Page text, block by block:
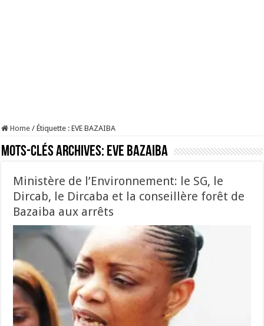
Home / Étiquette :EVE BAZAIBA
Mots-clés Archives: EVE BAZAIBA
Ministère de l’Environnement: le SG, le
Dircab, le Dircaba et la conseillère forêt de
Bazaiba aux arrêts